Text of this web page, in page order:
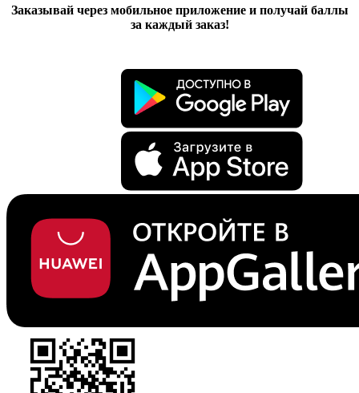
Заказывай через мобильное приложение и получай баллы
за каждый заказ!